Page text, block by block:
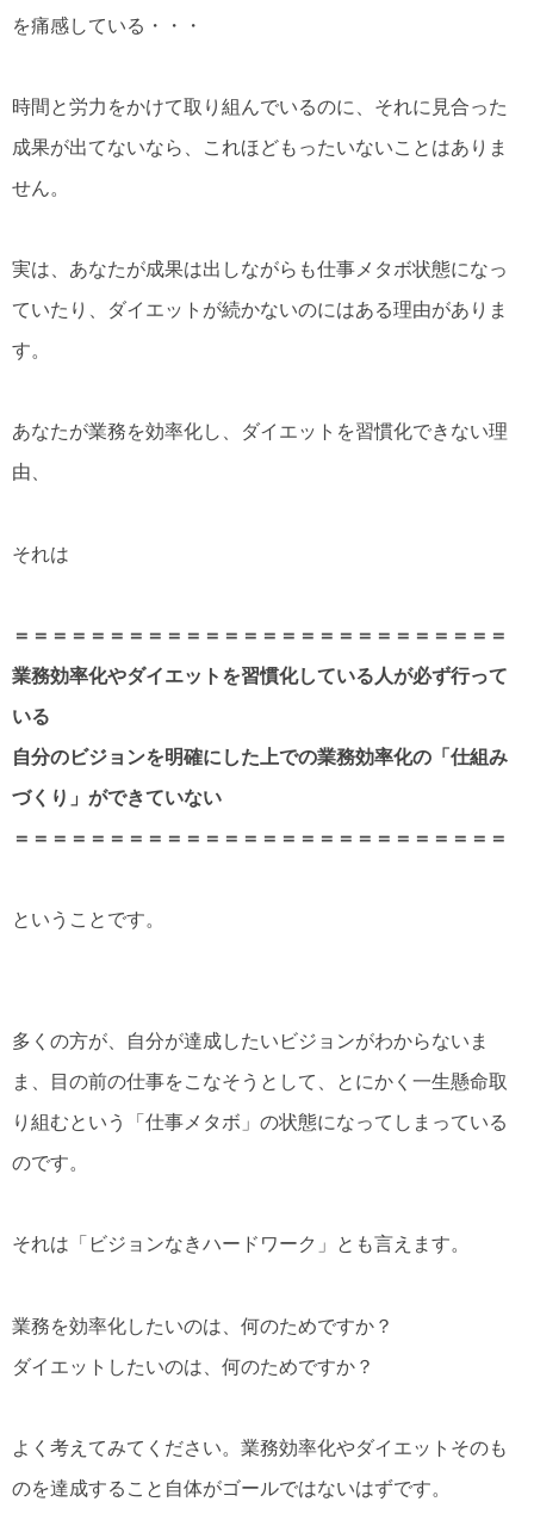
を痛感している・・・
時間と労力をかけて取り組んでいるのに、それに見合った
成果が出てないなら、これほどもったいないことはありま
せん。
実は、あなたが成果は出しながらも仕事メタボ状態になっ
ていたり、ダイエットが続かないのにはある理由がありま
す。
あなたが業務を効率化し、ダイエットを習慣化できない理
由、
それは
＝＝＝＝＝＝＝＝＝＝＝＝＝＝＝＝＝＝＝＝＝＝＝＝＝＝
業務効率化やダイエットを習慣化している人が必ず行って
いる
自分のビジョンを明確にした上での業務効率化の「仕組み
づくり」ができていない
＝＝＝＝＝＝＝＝＝＝＝＝＝＝＝＝＝＝＝＝＝＝＝＝＝＝
ということです。
多くの方が、自分が達成したいビジョンがわからないま
ま、目の前の仕事をこなそうとして、とにかく一生懸命取
り組むという「仕事メタボ」の状態になってしまっている
のです。
それは「ビジョンなきハードワーク」とも言えます。
業務を効率化したいのは、何のためですか？
ダイエットしたいのは、何のためですか？
よく考えてみてください。業務効率化やダイエットそのも
のを達成すること自体がゴールではないはずです。